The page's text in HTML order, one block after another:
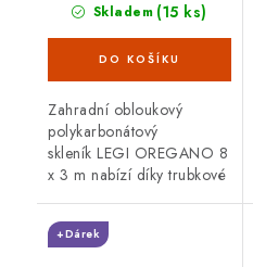
Skladem (15 ks)
Zahradní obloukový
polykarbonátový
skleník LEGI OREGANO 8
x 3 m nabízí díky trubkové
ocelové konstrukci
vysokou odolnost proti
+Dárek